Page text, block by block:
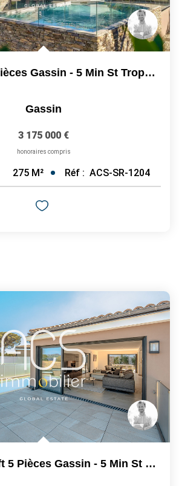
Vente Villa 7 Pièces Gassin - 5 Min St Tropez Et Plages À...
Gassin
3 175 000 €
honoraires compris
275 M² Réf : ACS-SR-1204
Vente Villa-Loft 5 Pièces Gassin - 5 Min St Tropez Et...